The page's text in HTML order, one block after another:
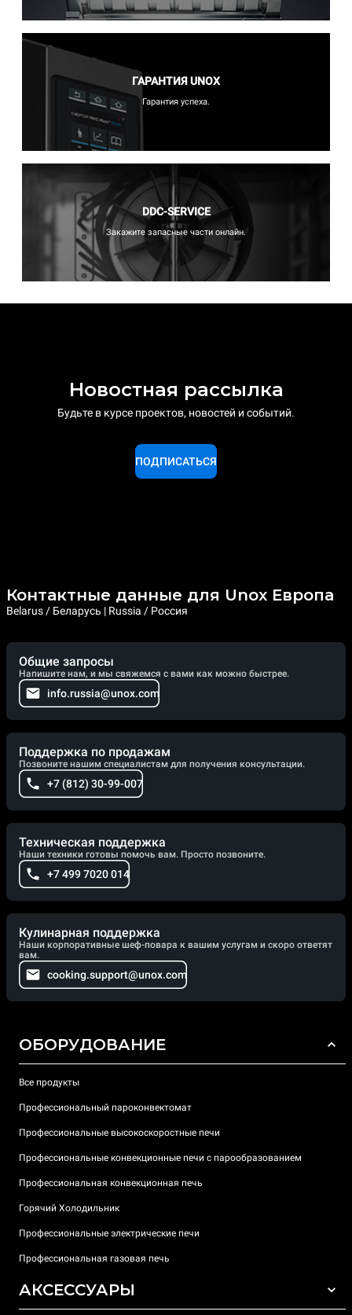
ГАРАНТИЯ UNOX
Гарантия успеха.
DDC-SERVICE
Закажите запасные части онлайн.
Новостная рассылка
Будьте в курсе проектов, новостей и событий.
ПОДПИСАТЬСЯ
Контактные данные для Unox Европа
Belarus / Беларусь | Russia / Россия
Общие запросы
Напишите нам, и мы свяжемся с вами как можно быстрее.
info.russia@unox.com
Поддержка по продажам
Позвоните нашим специалистам для получения консультации.
+7 (812) 30-99-007
Техническая поддержка
Наши техники готовы помочь вам. Просто позвоните.
+7 499 7020 014
Кулинарная поддержка
Наши корпоративные шеф-повара к вашим услугам и скоро ответят
вам.
cooking.support@unox.com
ОБОРУДОВАНИЕ
Все продукты
Профессиональный пароконвектомат
Профессиональные высокоскоростные печи
Профессиональные конвекционные печи с парообразованием
Профессиональная конвекционная печь
Горячий Холодильник
Профессиональные электрические печи
Профессиональная газовая печь
АКСЕССУАРЫ